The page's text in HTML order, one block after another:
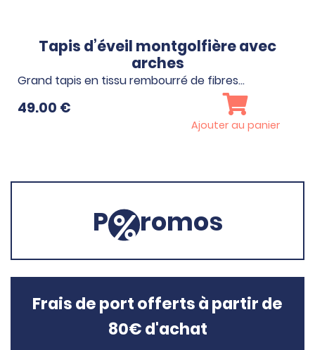
Tapis d’éveil montgolfière avec
arches
Grand tapis en tissu rembourré de fibres…
49.00 €
Ajouter au panier
P romos
Frais de port offerts à partir de
80€ d'achat